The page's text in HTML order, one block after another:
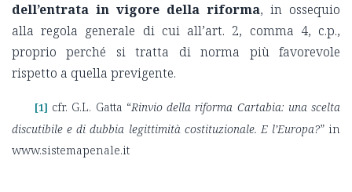
dell’entrata in vigore della riforma, in ossequio
alla regola generale di cui all’art. 2, comma 4, c.p.,
proprio perché si tratta di norma più favorevole
rispetto a quella previgente.
[1] cfr. G.L. Gatta “Rinvio della riforma Cartabia: una scelta
discutibile e di dubbia legittimità costituzionale. E l’Europa?” in
www.sistemapenale.it